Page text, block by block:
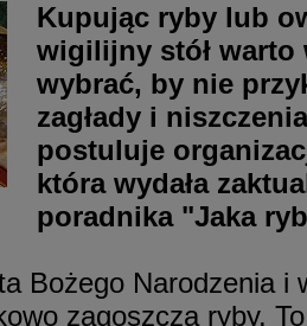
Kupując ryby lub
wigilijny stół warto
wybrać, by nie
zagłady i
postuluje
która wydała
poradnika "Jaka
Bożego Narodzenia i
zagoszczą ryby.